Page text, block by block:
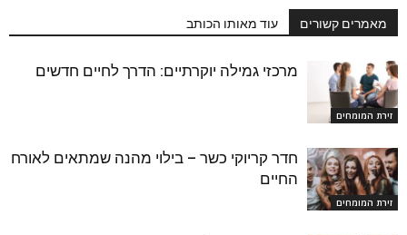
מאמרים קשורים עוד מאותו הכותב
זירת המומחים
מרכזי גמילה יוקרתיים: הדרך לחיים חדשים
זירת המומחים
חדר קריוקי כשר – בילוי מהנה שמתאים לאורח
החיים